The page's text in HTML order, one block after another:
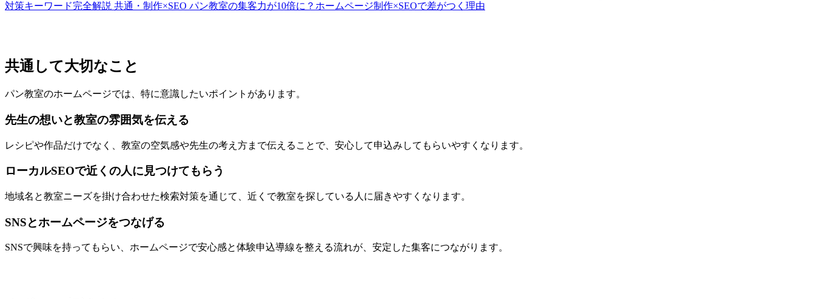
対策キーワード完全解説 共通・制作×SEO パン教室の集客力が10倍に？ホームページ制作×SEOで差がつく理由
共通して大切なこと
パン教室のホームページでは、特に意識したいポイントがあります。
先生の想いと教室の雰囲気を伝える
レシピや作品だけでなく、教室の空気感や先生の考え方まで伝えることで、安心して申込みしてもらいやすくなります。
ローカルSEOで近くの人に見つけてもらう
地域名と教室ニーズを掛け合わせた検索対策を通じて、近くで教室を探している人に届きやすくなります。
SNSとホームページをつなげる
SNSで興味を持ってもらい、ホームページで安心感と体験申込導線を整える流れが、安定した集客につながります。